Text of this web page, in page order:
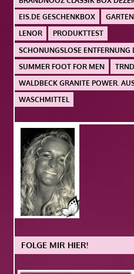
EIS.DE GESCHENKBOX
LENOR
PRODUKTTEST
SCHONUNGSLOSE ENTFERNUNG
SUMMER FOOT FOR MEN
TRND
WALDBECK GRANITE POWER.
WASCHMITTEL
FOLGE MIR HIER!